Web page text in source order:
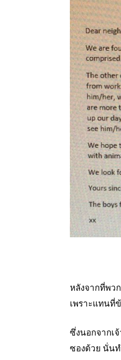
หลังจากที่พว
เพราะแทนที่
ซึ่งนอกจากเ
ซองด้วย นั่น